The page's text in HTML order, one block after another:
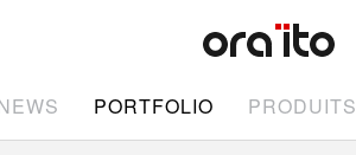
PORTFOLIO PRODUITS